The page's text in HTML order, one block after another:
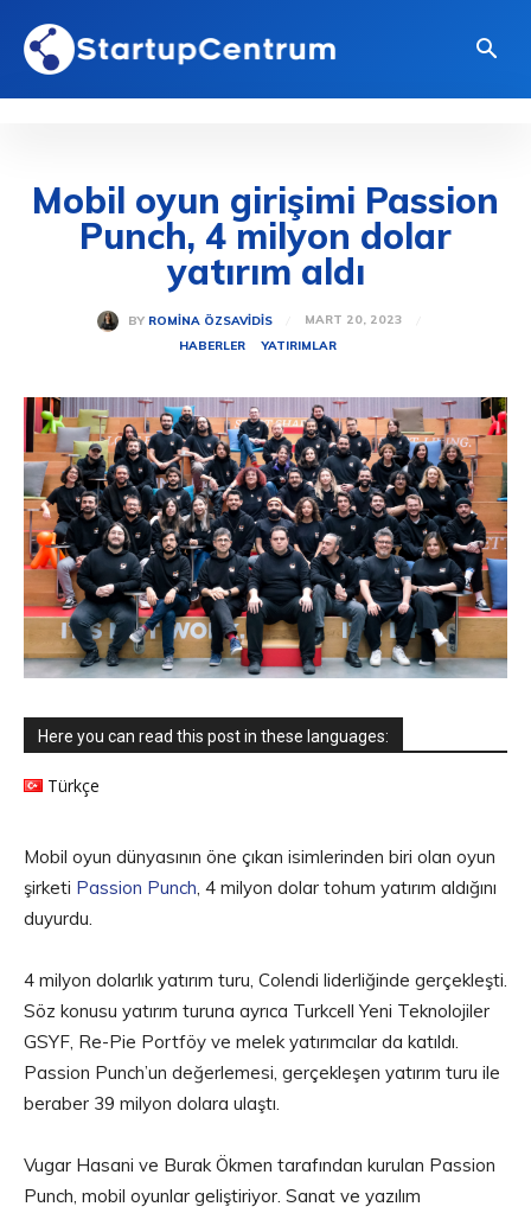
Mobil oyun girişimi Passion
Punch, 4 milyon dolar
yatırım aldı
BY ROMINA ÖZSAVIDIS
MART 20, 2023
HABERLER
YATIRIMLAR
Here you can read this post in these languages:
Türkçe
Mobil oyun dünyasının öne çıkan isimlerinden biri olan oyun
şirketi Passion Punch , 4 milyon dolar tohum yatırım aldığını
duyurdu.
4 milyon dolarlık yatırım turu, Colendi liderliğinde gerçekleşti.
Söz konusu yatırım turuna ayrıca Turkcell Yeni Teknolojiler
GSYF, Re-Pie Portföy ve melek yatırımcılar da katıldı.
Passion Punch’un değerlemesi, gerçekleşen yatırım turu ile
beraber 39 milyon dolara ulaştı.
Vugar Hasani ve Burak Ökmen tarafından kurulan Passion
Punch, mobil oyunlar geliştiriyor. Sanat ve yazılım